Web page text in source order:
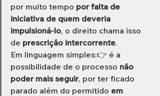
por muito tempo por falta de
iniciativa de quem deveria
impulsioná-lo, o direito chama isso
de prescrição intercorrente.
Em linguagem simples:👉 é a
possibilidade de o processo não
poder mais seguir, por ter ficado
parado além do permitido em